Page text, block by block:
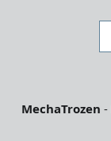
MechaTrozen -